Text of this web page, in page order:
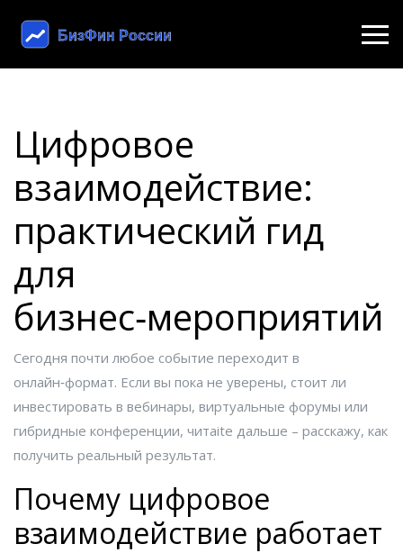
Цифровое
взаимодействие:
практический гид
для
бизнес‑мероприятий
Сегодня почти любое событие переходит в
онлайн‑формат. Если вы пока не уверены, стоит ли
инвестировать в вебинары, виртуальные форумы или
гибридные конференции, читаite дальше – расскажу, как
получить реальный результат.
Почему цифровое
взаимодействие работает